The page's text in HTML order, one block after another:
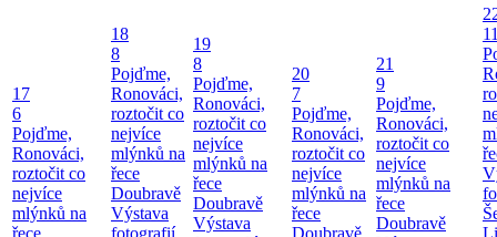
17
6
Pojďme,
Ronováci,
roztočit co
nejvíce
mlýnků na
řece
18
8
Pojďme,
Ronováci,
roztočit co
nejvíce
mlýnků na
řece
Doubravě
Výstava
fotografií
19
8
Pojďme,
Ronováci,
roztočit co
nejvíce
mlýnků na
řece
Doubravě
Výstava
20
7
Pojďme,
Ronováci,
roztočit co
nejvíce
mlýnků na
řece
Doubravě
21
9
Pojďme,
Ronováci,
roztočit co
nejvíce
mlýnků na
řece
Doubravě